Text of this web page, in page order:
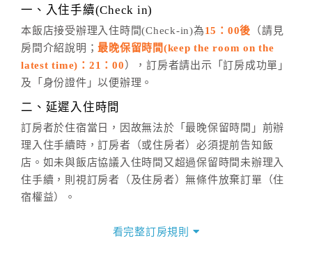
※非客服時間之申辦異動，皆為次日計算及辦理。
五、客服時間
週一至週日，上午9:00～晚上6:00
六、聯絡方式
(07)9682715 。
一、入住手續(Check in)
本飯店接受辦理入住時間(Check-in)為15：00後 （請見
房間介紹說明；最晚保留時間(keep the room on the
latest time)：21：00 ），訂房者請出示「訂房成功單」
及「身份證件」以便辦理。
二、延遲入住時間
訂房者於住宿當日，因故無法於「最晚保留時間」前辦
理入住手續時，訂房者（或住房者）必須提前告知飯
店。如未與飯店協議入住時間又超過保留時間未辦理入
住手續，則視訂房者（及住房者）無條件放棄訂單（住
宿權益）。
看完整訂房規則